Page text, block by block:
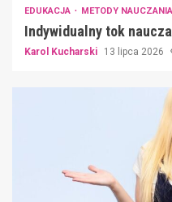
EDUKACJA METODY NAUCZANIA
Indywidualny tok
Karol Kucharski 13 lipca 2026